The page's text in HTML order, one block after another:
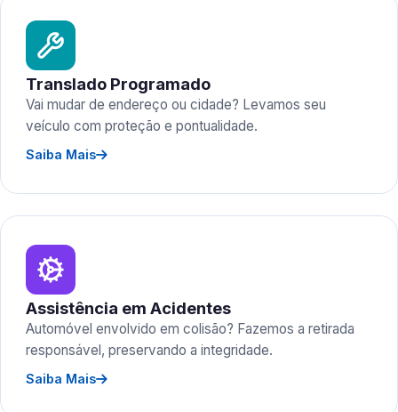
Translado Programado
Vai mudar de endereço ou cidade? Levamos seu
veículo com proteção e pontualidade.
Saiba Mais
Assistência em Acidentes
Automóvel envolvido em colisão? Fazemos a retirada
responsável, preservando a integridade.
Saiba Mais